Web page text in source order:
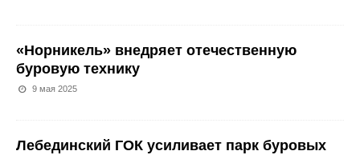
«Норникель» внедряет отечественную
буровую технику
9 мая 2025
Лебединский ГОК усиливает парк буровых